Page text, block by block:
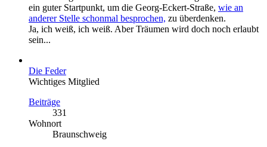
ein guter Startpunkt, um die Georg-Eckert-Straße, wie an
anderer Stelle schonmal besprochen, zu überdenken.
Ja, ich weiß, ich weiß. Aber Träumen wird doch noch erlaubt
sein...
Die Feder
Wichtiges Mitglied
Beiträge
331
Wohnort
Braunschweig